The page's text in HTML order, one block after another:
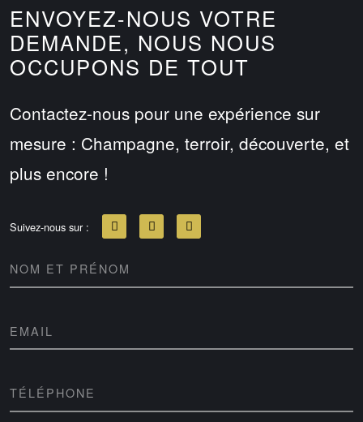
ENVOYEZ-NOUS VOTRE
DEMANDE, NOUS NOUS
OCCUPONS DE TOUT
Contactez-nous pour une expérience sur
mesure : Champagne, terroir, découverte, et
plus encore !
Suivez-nous sur :
NOM ET PRÉNOM
EMAIL
TÉLÉPHONE